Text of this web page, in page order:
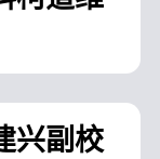
兴副校